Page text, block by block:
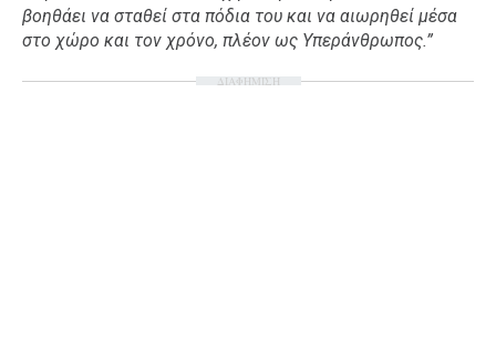
βοηθάει να σταθεί στα πόδια του και να αιωρηθεί μέσα
στο χώρο και τον χρόνο, πλέον ως Υπεράνθρωπος.”
ΔΙΑΦΗΜΙΣΗ